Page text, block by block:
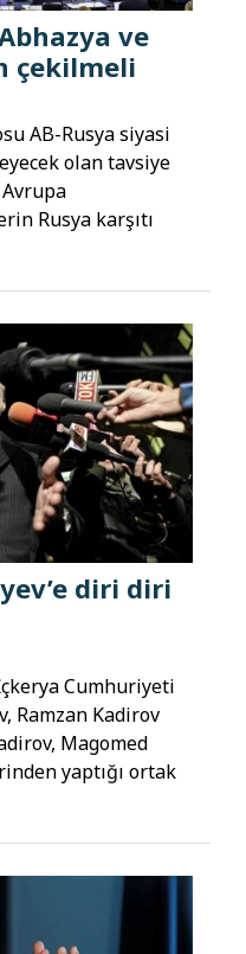
ve
çekilmeli
AB-Rusya siyasi
olan tavsiye
Rusya karşıtı
diri diri
Cumhuriyeti
Ramzan Kadirov
Magomed
yaptığı ortak